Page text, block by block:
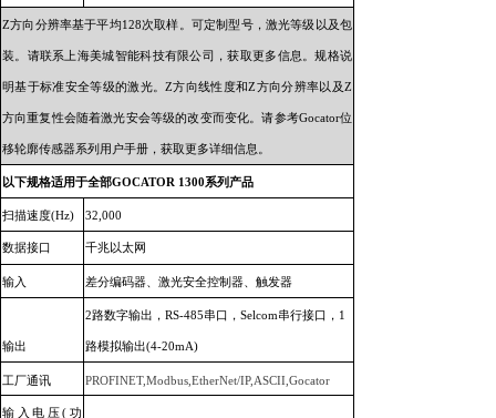
Z方向分辨率基于平均128次取样。可定制型号，激光等级以及包
装。请联系上海美城智能科技有限公司，获取更多信息。规格说
明基于标准安全等级的激光。Z方向线性度和Z方向分辨率以及Z
方向重复性会随着激光安会等级的改变而变化。请参考Gocator位
移轮廓传感器系列用户手册，获取更多详细信息。
以下规格适用于全部GOCATOR 1300系列产品
扫描速度(Hz) 32,000
数据接口 千兆以太网
输入 差分编码器、激光安全控制器、触发器
输出
2路数字输出，RS-485串口，Selcom串行接口，1
路模拟输出(4-20mA)
工厂通讯 PROFINET,Modbus,EtherNet/IP,ASCII,Gocator
输入电压(功